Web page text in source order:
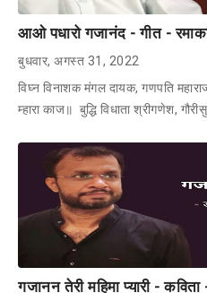
आओ पधारो गजानंद - गीत -
बुधवार, अगस्त 31, 2022
विघ्न विनाशक मंगल दायक, गणपति
म्हारा काज॥ बुद्धि विधाता श्रीगणेश,
गजानन तेरी महिमा प्यारी -